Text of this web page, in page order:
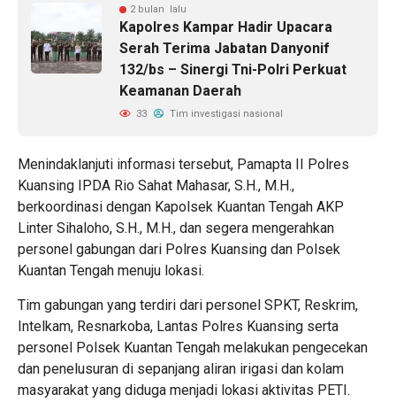
2 bulan lalu
Kapolres Kampar Hadir Upacara
Serah Terima Jabatan Danyonif
132/bs – Sinergi Tni-Polri Perkuat
Keamanan Daerah
33 Tim investigasi nasional
Menindaklanjuti informasi tersebut, Pamapta II Polres
Kuansing IPDA Rio Sahat Mahasar, S.H., M.H.,
berkoordinasi dengan Kapolsek Kuantan Tengah AKP
Linter Sihaloho, S.H., M.H., dan segera mengerahkan
personel gabungan dari Polres Kuansing dan Polsek
Kuantan Tengah menuju lokasi.
Tim gabungan yang terdiri dari personel SPKT, Reskrim,
Intelkam, Resnarkoba, Lantas Polres Kuansing serta
personel Polsek Kuantan Tengah melakukan pengecekan
dan penelusuran di sepanjang aliran irigasi dan kolam
masyarakat yang diduga menjadi lokasi aktivitas PETI.